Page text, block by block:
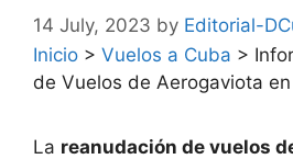
14 July, 2023 by Editorial-
Inicio > Vuelos a Cuba >
de Vuelos de Aerogaviota
La reanudación de vuelos